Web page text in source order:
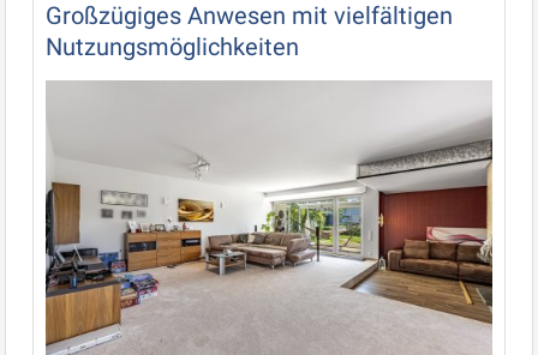
Großzügiges Anwesen mit vielfältigen
Nutzungsmöglichkeiten